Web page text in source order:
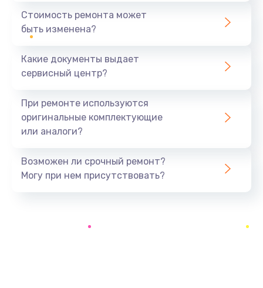
1890 руб.
Замена аккумулятора
Замена SSD
Заказать
Стоимость ремонта может
быть изменена?
Какие документы выдает
сервисный центр?
При ремонте используются
оригинальные комплектующие
или аналоги?
Возможен ли срочный ремонт?
Могу при нем присутствовать?